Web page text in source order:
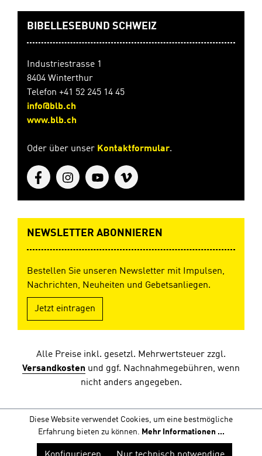
BIBELLESEBUND SCHWEIZ
Industriestrasse 1
8404 Winterthur
Telefon +41 52 245 14 45
info@blb.ch
www.blb.ch
Oder über unser Kontaktformular.
NEWSLETTER ABONNIEREN
Bestellen Sie unseren Newsletter mit Impulsen,
Nachrichten, Neuheiten und Gebetsanliegen.
Jetzt eintragen
Alle Preise inkl. gesetzl. Mehrwertsteuer zzgl.
Versandkosten und ggf. Nachnahmegebühren, wenn
nicht anders angegeben.
Diese Website verwendet Cookies, um eine bestmögliche
Erfahrung bieten zu können. Mehr Informationen ...